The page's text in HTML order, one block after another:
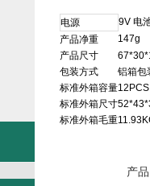
电源 9V 电
产品净重
147g
产品尺寸
包装方式
铝箱包
标准外箱容量12PCS
标准外箱尺寸
标准外箱毛重
产